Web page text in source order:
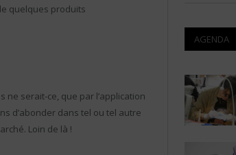
quelques produits
serait-ce, que par l’application
d’abonder dans tel ou tel autre
Loin de là !
AGENDA